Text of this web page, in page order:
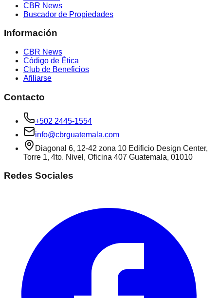
CBR News
Buscador de Propiedades
Información
CBR News
Código de Ética
Club de Beneficios
Afiliarse
Contacto
+502 2445-1554
info@cbrguatemala.com
Diagonal 6, 12-42 zona 10 Edificio Design Center,
Torre 1, 4to. Nivel, Oficina 407 Guatemala, 01010
Redes Sociales